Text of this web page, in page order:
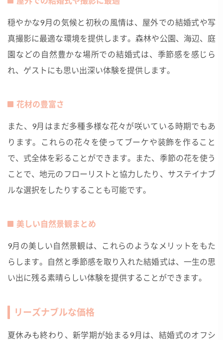
穏やかな9月の気候と初秋の風情は、屋外での結婚式や写
真撮影に最適な環境を提供します。森林や公園、海辺、庭
園などの自然豊かな場所での結婚式は、季節感を感じら
れ、ゲストにも思い出深い体験を提供します。
花材の豊富さ
また、9月はまだ多種多様な花々が咲いている時期でもあ
ります。これらの花々を使ってブーケや装飾を作ること
で、式全体を彩ることができます。また、季節の花を使う
ことで、地元のフローリストと協力したり、サステイナブ
ルな選択をしたりすることも可能です。
美しい自然景観まとめ
9月の美しい自然景観は、これらのようなメリットをもた
らします。自然と季節感を取り入れた結婚式は、一生の思
い出に残る素晴らしい体験を提供することができます。
リーズナブルな価格
夏休みも終わり、新学期が始まる9月は、結婚式のオフシ